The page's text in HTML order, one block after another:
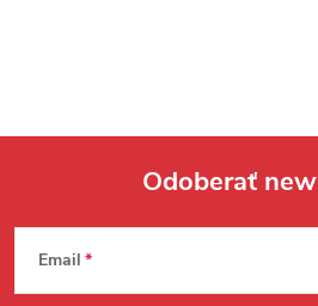
Zápätie
Odoberať
Email